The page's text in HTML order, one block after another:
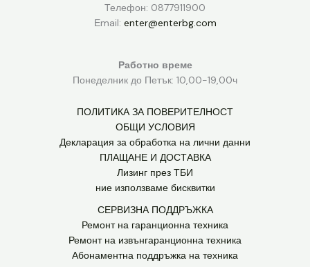
Телефон: 0877911900
Еmail: enter@enterbg.com
Работно време
Понеделник до Петък: 10,00-19,00ч
ПОЛИТИКА ЗА ПОВЕРИТЕЛНОСТ
ОБЩИ УСЛОВИЯ
Декларация за обработка на лични данни
ПЛАЩАНЕ И ДОСТАВКА
Лизинг през ТБИ
ние използваме бисквитки
СЕРВИЗНА ПОДДРЪЖКА
Ремонт на гаранционна техника
Ремонт на извънгаранционна техника
Абонаментна поддръжка на техника